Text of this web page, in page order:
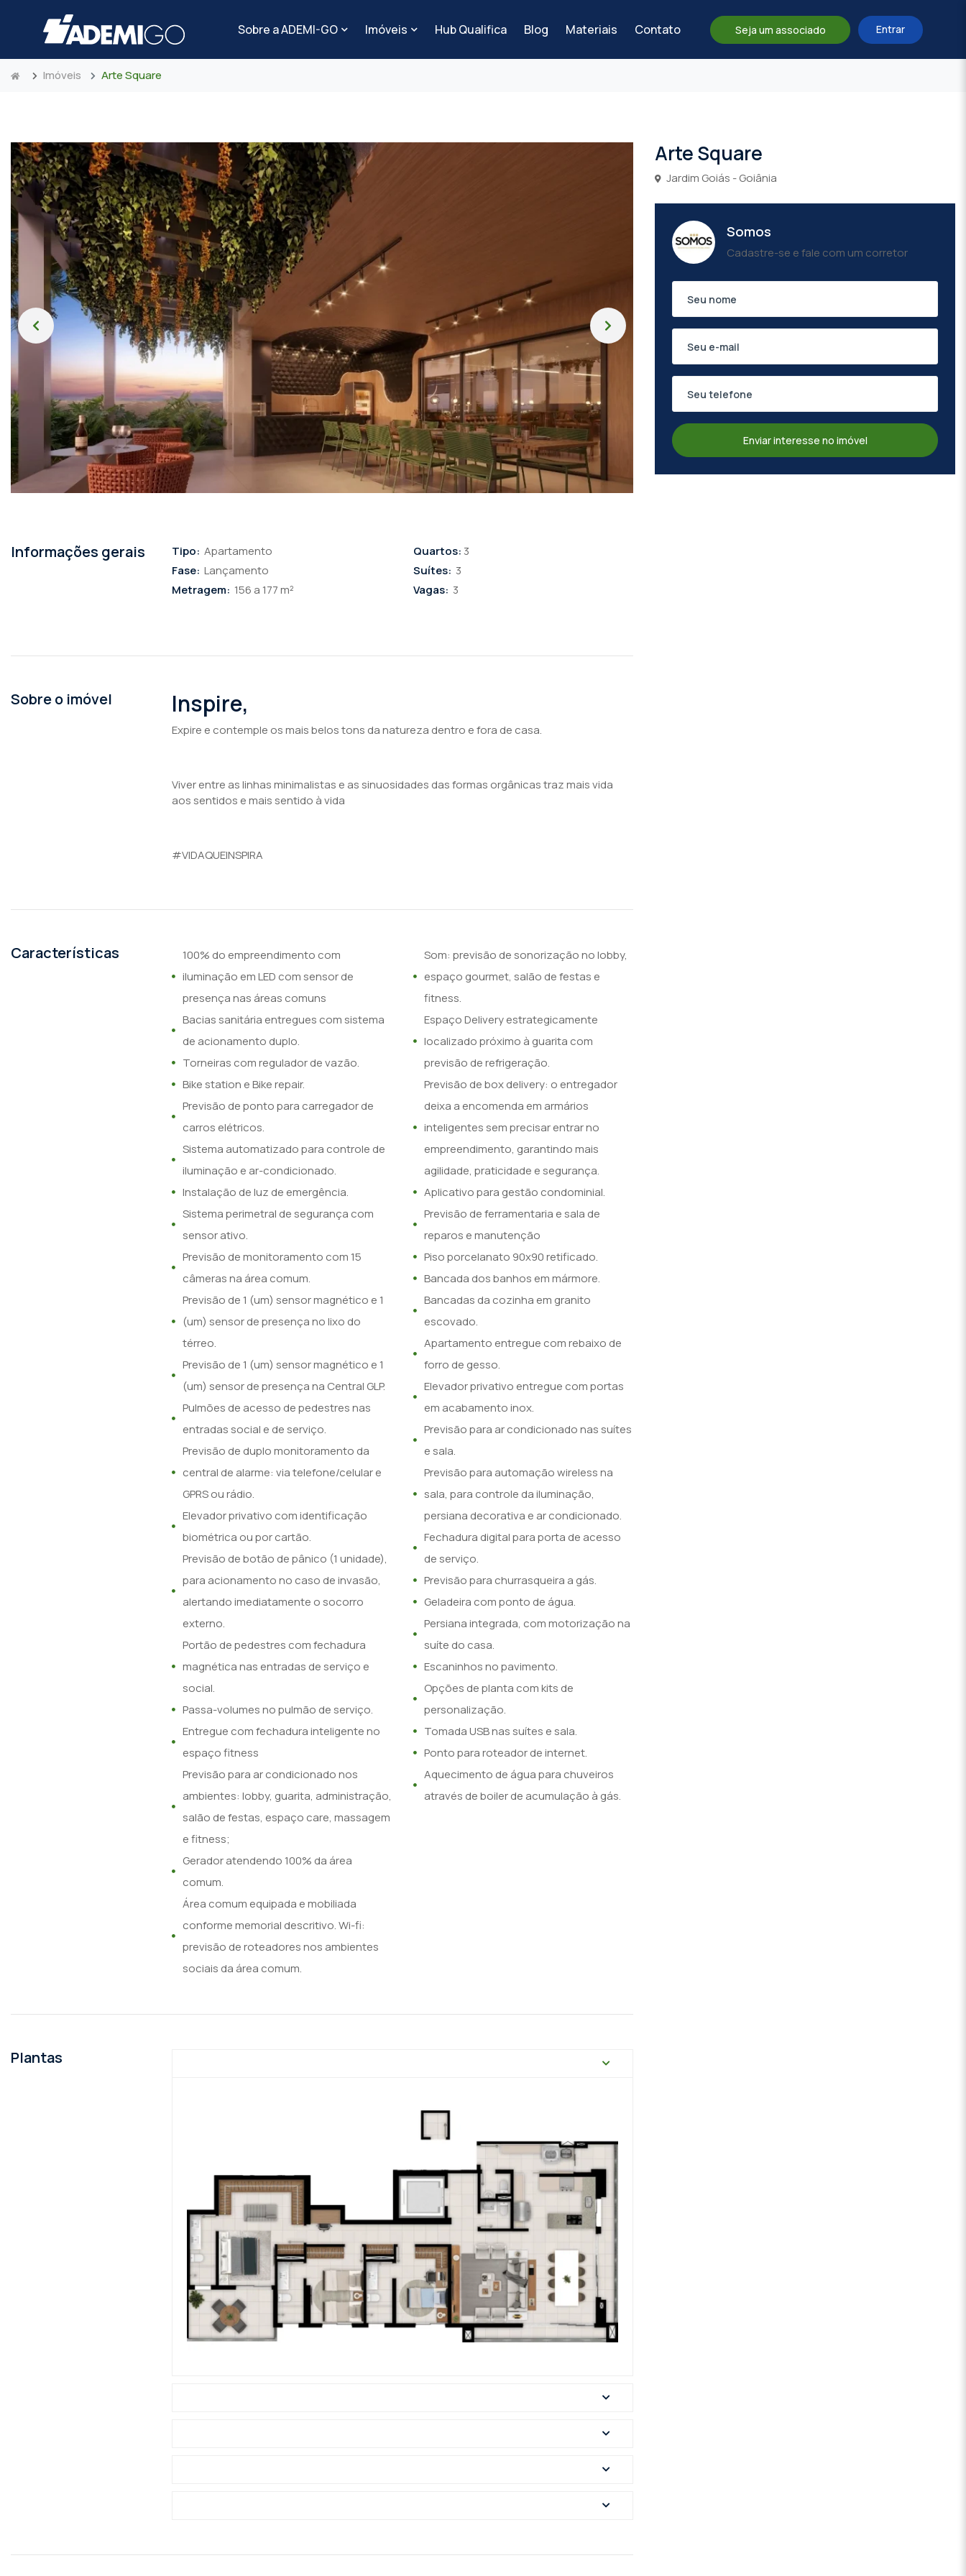
Sobre a ADEMI-GO Imóveis Hub Qualifica Blog Materiais Contato Seja um associado Entrar
Imóveis Arte Square
Arte Square
Jardim Goiás - Goiânia
Somos
Cadastre-se e fale com um corretor
Enviar interesse no imóvel
Informações gerais Tipo: Apartamento
Fase: Lançamento
Metragem: 156 a 177 m²
Quartos: 3
Suítes: 3
Vagas: 3
Sobre o imóvel Inspire,
Expire e contemple os mais belos tons da natureza dentro e fora de casa.
Viver entre as linhas minimalistas e as sinuosidades das formas orgânicas traz mais vida
aos sentidos e mais sentido à vida
#VIDAQUEINSPIRA
Características
100% do empreendimento com
iluminação em LED com sensor de
presença nas áreas comuns
Bacias sanitária entregues com sistema
de acionamento duplo.
Torneiras com regulador de vazão.
Bike station e Bike repair.
Previsão de ponto para carregador de
carros elétricos.
Sistema automatizado para controle de
iluminação e ar-condicionado.
Instalação de luz de emergência.
Sistema perimetral de segurança com
sensor ativo.
Previsão de monitoramento com 15
câmeras na área comum.
Previsão de 1 (um) sensor magnético e 1
(um) sensor de presença no lixo do
térreo.
Previsão de 1 (um) sensor magnético e 1
(um) sensor de presença na Central GLP.
Pulmões de acesso de pedestres nas
entradas social e de serviço.
Previsão de duplo monitoramento da
central de alarme: via telefone/celular e
GPRS ou rádio.
Elevador privativo com identificação
biométrica ou por cartão.
Previsão de botão de pânico (1 unidade),
para acionamento no caso de invasão,
alertando imediatamente o socorro
externo.
Portão de pedestres com fechadura
magnética nas entradas de serviço e
social.
Passa-volumes no pulmão de serviço.
Entregue com fechadura inteligente no
espaço fitness
Previsão para ar condicionado nos
ambientes: lobby, guarita, administração,
salão de festas, espaço care, massagem
e fitness;
Gerador atendendo 100% da área
comum.
Área comum equipada e mobiliada
conforme memorial descritivo. Wi-fi:
previsão de roteadores nos ambientes
sociais da área comum.
Som: previsão de sonorização no lobby,
espaço gourmet, salão de festas e
fitness.
Espaço Delivery estrategicamente
localizado próximo à guarita com
previsão de refrigeração.
Previsão de box delivery: o entregador
deixa a encomenda em armários
inteligentes sem precisar entrar no
empreendimento, garantindo mais
agilidade, praticidade e segurança.
Aplicativo para gestão condominial.
Previsão de ferramentaria e sala de
reparos e manutenção
Piso porcelanato 90x90 retificado.
Bancada dos banhos em mármore.
Bancadas da cozinha em granito
escovado.
Apartamento entregue com rebaixo de
forro de gesso.
Elevador privativo entregue com portas
em acabamento inox.
Previsão para ar condicionado nas suítes
e sala.
Previsão para automação wireless na
sala, para controle da iluminação,
persiana decorativa e ar condicionado.
Fechadura digital para porta de acesso
de serviço.
Previsão para churrasqueira a gás.
Geladeira com ponto de água.
Persiana integrada, com motorização na
suíte do casa.
Escaninhos no pavimento.
Opções de planta com kits de
personalização.
Tomada USB nas suítes e sala.
Ponto para roteador de internet.
Aquecimento de água para chuveiros
através de boiler de acumulação à gás.
Plantas